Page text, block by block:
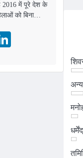
2016 में पूरे देश के
को बिना…
LinkedIn
अन्य